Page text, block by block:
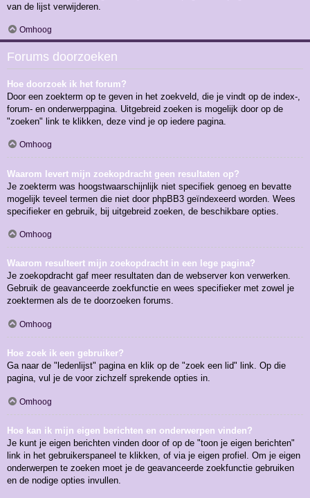
van de lijst verwijderen.
Omhoog
Forums doorzoeken
Hoe doorzoek ik het forum?
Door een zoekterm op te geven in het zoekveld, die je vindt op de index-,
forum- en onderwerppagina. Uitgebreid zoeken is mogelijk door op de
"zoeken" link te klikken, deze vind je op iedere pagina.
Omhoog
Waarom levert mijn zoekopdracht geen resultaten op?
Je zoekterm was hoogstwaarschijnlijk niet specifiek genoeg en bevatte
mogelijk teveel termen die niet door phpBB3 geïndexeerd worden. Wees
specifieker en gebruik, bij uitgebreid zoeken, de beschikbare opties.
Omhoog
Waarom resulteert mijn zoekopdracht in een lege pagina?
Je zoekopdracht gaf meer resultaten dan de webserver kon verwerken.
Gebruik de geavanceerde zoekfunctie en wees specifieker met zowel je
zoektermen als de te doorzoeken forums.
Omhoog
Hoe zoek ik een gebruiker?
Ga naar de "ledenlijst" pagina en klik op de "zoek een lid" link. Op die
pagina, vul je de voor zichzelf sprekende opties in.
Omhoog
Hoe kan ik mijn eigen berichten en onderwerpen vinden?
Je kunt je eigen berichten vinden door of op de "toon je eigen berichten"
link in het gebruikerspaneel te klikken, of via je eigen profiel. Om je eigen
onderwerpen te zoeken moet je de geavanceerde zoekfunctie gebruiken
en de nodige opties invullen.